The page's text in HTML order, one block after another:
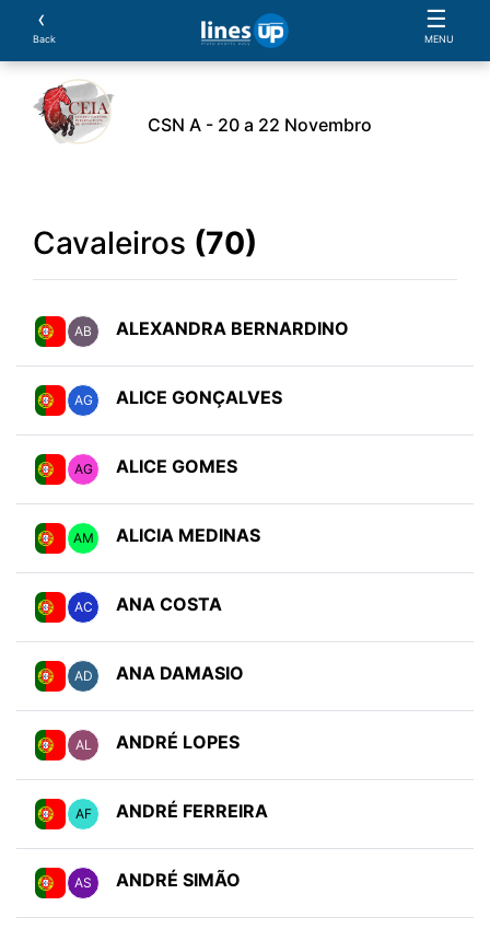
‹
Back
☰
MENU
CSN A - 20 a 22 Novembro
Cavaleiros (70)
AB ALEXANDRA BERNARDINO
AG ALICE GONÇALVES
AG ALICE GOMES
AM ALICIA MEDINAS
AC ANA COSTA
AD ANA DAMASIO
AL ANDRÉ LOPES
AF ANDRÉ FERREIRA
AS ANDRÉ SIMÃO